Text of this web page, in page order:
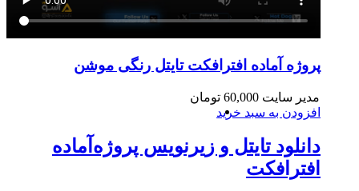
پروژه آماده افترافکت تایتل رنگی موشن
مدیر سایت 60,000 تومان
افزودن به سبد خرید
دانلود تایتل و زیرنویس‌ پروژه‌آماده
افترافکت